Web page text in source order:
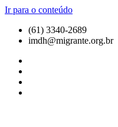
Ir para o conteúdo
(61) 3340-2689
imdh@migrante.org.br